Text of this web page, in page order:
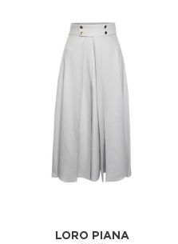
LORO PIANA